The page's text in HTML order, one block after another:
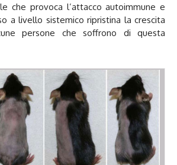
che provoca l’attacco autoimmune e
a livello sistemico ripristina la crescita
persone che soffrono di questa